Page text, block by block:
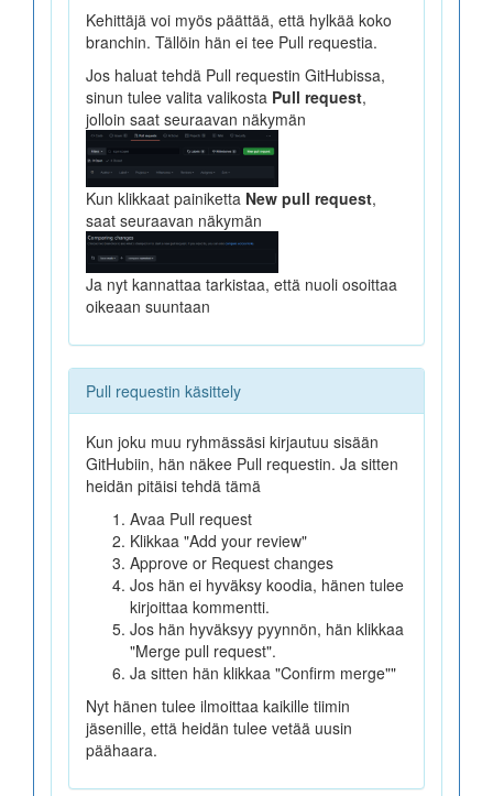
Kehittäjä voi myös päättää, että hylkää koko
branchin. Tällöin hän ei tee Pull requestia.
Jos haluat tehdä Pull requestin GitHubissa,
sinun tulee valita valikosta Pull request,
jolloin saat seuraavan näkymän
Kun klikkaat painiketta New pull request,
saat seuraavan näkymän
Ja nyt kannattaa tarkistaa, että nuoli osoittaa
oikeaan suuntaan
Pull requestin käsittely
Kun joku muu ryhmässäsi kirjautuu sisään
GitHubiin, hän näkee Pull requestin. Ja sitten
heidän pitäisi tehdä tämä
Avaa Pull request
Klikkaa "Add your review"
Approve or Request changes
Jos hän ei hyväksy koodia, hänen tulee
kirjoittaa kommentti.
Jos hän hyväksyy pyynnön, hän klikkaa
"Merge pull request".
Ja sitten hän klikkaa "Confirm merge""
Nyt hänen tulee ilmoittaa kaikille tiimin
jäsenille, että heidän tulee vetää uusin
päähaara.